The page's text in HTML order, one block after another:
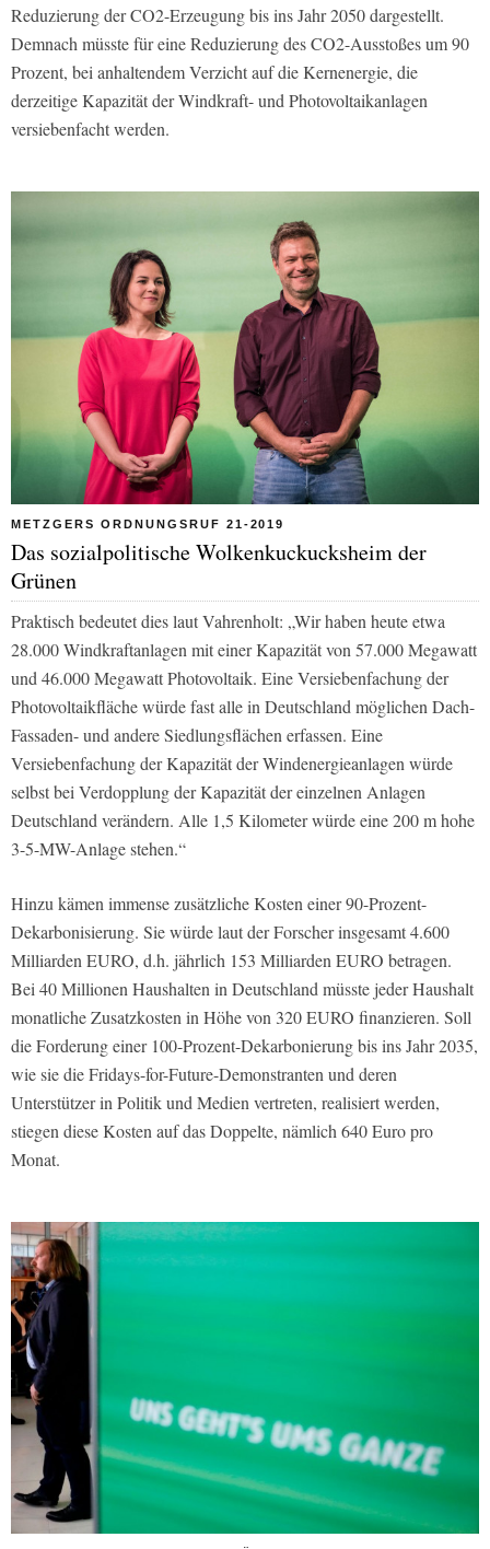
Reduzierung der CO2-Erzeugung bis ins Jahr 2050 dargestellt.
Demnach müsste für eine Reduzierung des CO2-Ausstoßes um 90
Prozent, bei anhaltendem Verzicht auf die Kernenergie, die
derzeitige Kapazität der Windkraft- und Photovoltaikanlagen
versiebenfacht werden.
METZGERS ORDNUNGSRUF 21-2019
Das sozialpolitische Wolkenkuckucksheim der
Grünen
Praktisch bedeutet dies laut Vahrenholt: „Wir haben heute etwa
28.000 Windkraftanlagen mit einer Kapazität von 57.000 Megawatt
und 46.000 Megawatt Photovoltaik. Eine Versiebenfachung der
Photovoltaikfläche würde fast alle in Deutschland möglichen Dach-
Fassaden- und andere Siedlungsflächen erfassen. Eine
Versiebenfachung der Kapazität der Windenergieanlagen würde
selbst bei Verdopplung der Kapazität der einzelnen Anlagen
Deutschland verändern. Alle 1,5 Kilometer würde eine 200 m hohe
3-5-MW-Anlage stehen.“
Hinzu kämen immense zusätzliche Kosten einer 90-Prozent-
Dekarbonisierung. Sie würde laut der Forscher insgesamt 4.600
Milliarden EURO, d.h. jährlich 153 Milliarden EURO betragen.
Bei 40 Millionen Haushalten in Deutschland müsste jeder Haushalt
monatliche Zusatzkosten in Höhe von 320 EURO finanzieren. Soll
die Forderung einer 100-Prozent-Dekarbonierung bis ins Jahr 2035,
wie sie die Fridays-for-Future-Demonstranten und deren
Unterstützer in Politik und Medien vertreten, realisiert werden,
stiegen diese Kosten auf das Doppelte, nämlich 640 Euro pro
Monat.